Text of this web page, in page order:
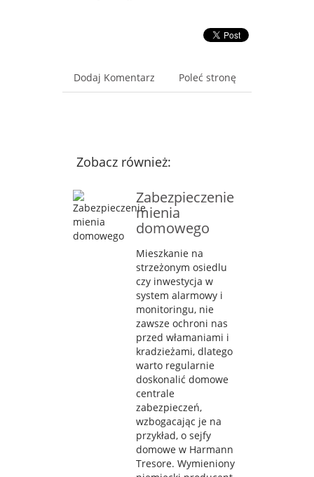
Dodaj Komentarz Poleć stronę
Zobacz również:
Zabezpieczenie
mienia
domowego
Mieszkanie na
strzeżonym osiedlu
czy inwestycja w
system alarmowy i
monitoringu, nie
zawsze ochroni nas
przed włamaniami i
kradzieżami, dlatego
warto regularnie
doskonalić domowe
centrale
zabezpieczeń,
wzbogacając je na
przykład, o sejfy
domowe w Harmann
Tresore. Wymieniony